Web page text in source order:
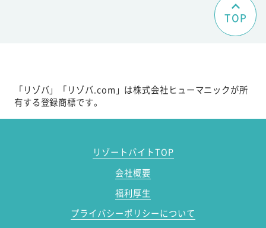
TOP
「リゾバ」「リゾバ.com」は株式会社ヒューマニックが所
有する登録商標です。
リゾートバイトTOP
会社概要
福利厚生
プライバシーポリシーについて